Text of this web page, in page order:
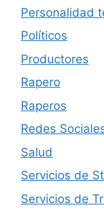
Personalidad
Políticos
Productores
Rapero
Raperos
Redes
Salud
Servicios de
Servicios de